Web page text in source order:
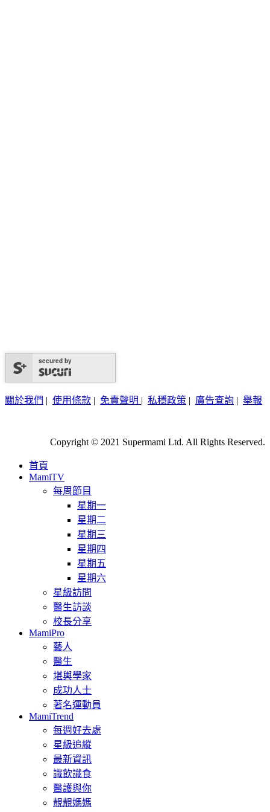
secured by
關於我們 | 使用條款 | 免責聲明 | 私穩政策 | 廣告查詢 | 舉報
Copyright © 2021 Supermami Ltd. All Rights Reserved.
首頁
MamiTV
每周節目
星期一
星期二
星期三
星期四
星期五
星期六
星級訪問
醫生訪談
校長分享
MamiPro
藝人
醫生
堪輿學家
成功人士
著名運動員
MamiTrend
每週好去處
星級追縱
最新資訊
識飲識食
醫護與你
靚靚媽媽